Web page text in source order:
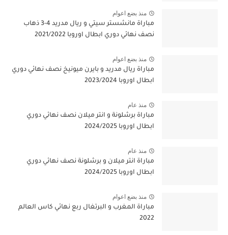
منذ بضع اعوام
مباراة مانشستر سيتي و ريال مدريد 4-3 ذهاب
نصف نهائي دوري ابطال اوروبا 2021/2022
منذ بضع اعوام
مباراة ريال مدريد و بايرن ميونيخ نصف نهائي دوري
ابطال اوروبا 2023/2024
منذ عام
مباراة برشلونة و انتر ميلان نصف نهائي دوري
ابطال اوروبا 2024/2025
منذ عام
مباراة انتر ميلان و برشلونة نصف نهائي دوري
ابطال اوروبا 2024/2025
منذ بضع اعوام
مباراة المغرب و البرتغال ربع نهائي كاس العالم
2022